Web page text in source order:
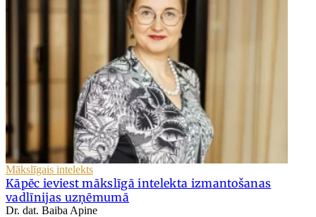
Mākslīgais intelekts
Kāpēc ieviest mākslīgā intelekta izmantošanas
vadlīnijas uzņēmumā
Dr. dat. Baiba Apine